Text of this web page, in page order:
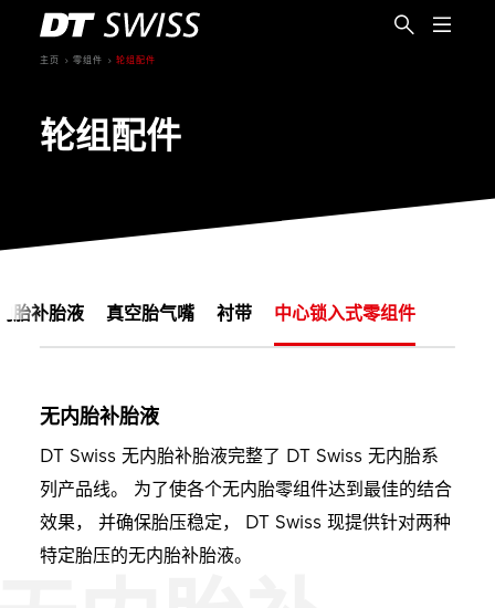
简体中文
主页 零组件 轮组配件
轮组配件
胎补胎液 真空胎气嘴 衬带 中心锁入式零组件
无内胎补胎液
DT Swiss 无内胎补胎液完整了 DT Swiss 无内胎系
列产品线。 为了使各个无内胎零组件达到最佳的结合
效果， 并确保胎压稳定， DT Swiss 现提供针对两种
特定胎压的无内胎补胎液。